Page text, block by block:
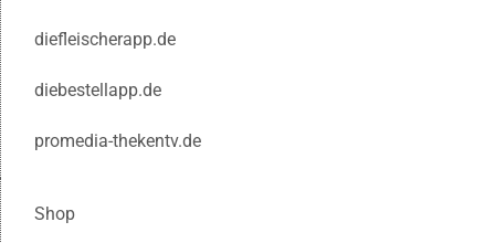
diefleischerapp.de
diebestellapp.de
promedia-thekentv.de
Shop